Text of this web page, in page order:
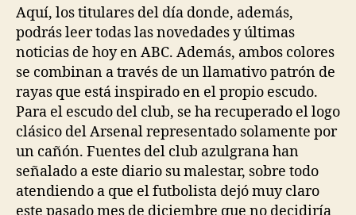
Aquí, los titulares del día donde, además,
podrás leer todas las novedades y últimas
noticias de hoy en ABC. Además, ambos colores
se combinan a través de un llamativo patrón de
rayas que está inspirado en el propio escudo.
Para el escudo del club, se ha recuperado el logo
clásico del Arsenal representado solamente por
un cañón. Fuentes del club azulgrana han
señalado a este diario su malestar, sobre todo
atendiendo a que el futbolista dejó muy claro